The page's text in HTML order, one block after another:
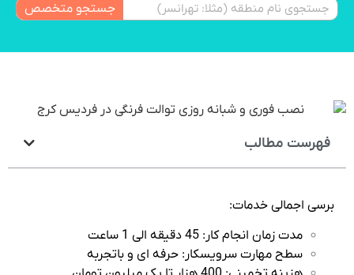
جستجو متخصص
فهرست مطالب
برسی اجمالی خدمات:
مدت زمان انجام کار: 45 دقیقه الی 1 ساعت
سطح مهارت سرویسکار: حرفه ای و باتجربه